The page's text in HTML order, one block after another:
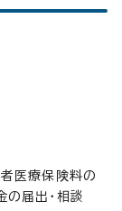
医療保険料の
届出・相談